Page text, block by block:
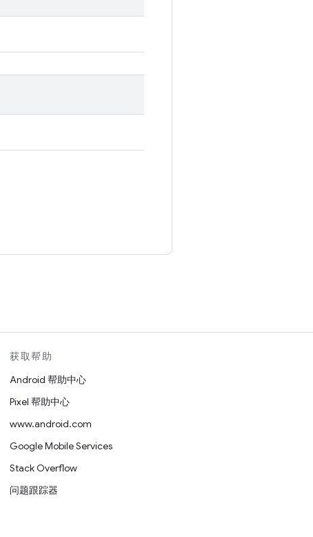
获取帮助
Android 帮助中心
Pixel 帮助中心
www.android.com
Google Mobile Services
Stack Overflow
问题跟踪器